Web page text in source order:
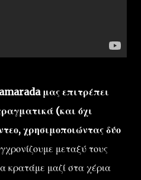
μας επιτρέπει
(και όχι
χρησιμοποιώντας δύο
μεταξύ τους
κρατάμε μαζί στα χέρια